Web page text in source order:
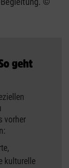
geht
vorher
kulturelle